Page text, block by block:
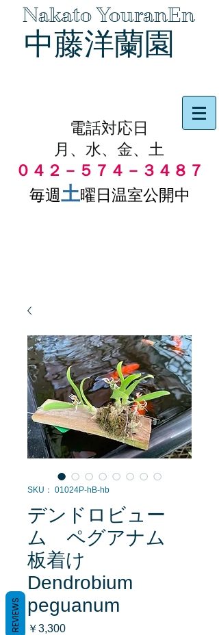
Nakato YouranEn
中藤洋蘭園
電話対応日
月、水、金、土
０４２－５７４－３４８７
毎週土曜日温室公開中
SKU： 01024P-hB-hb
デンドロビュー
ム ペグアナム
板着け
Dendrobium
peguanum
￥3,300価
REVIEWS